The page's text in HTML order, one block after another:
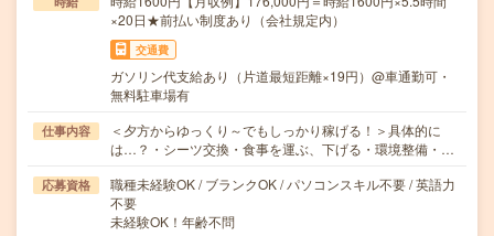
×20日★前払い制度あり（会社規定内）
交通費
ガソリン代支給あり（片道最短距離×19円）@車通勤可・
無料駐車場有
仕事内容
＜夕方からゆっくり～でもしっかり稼げる！＞具体的に
は…？・シーツ交換・食事を運ぶ、下げる・環境整備・…
応募資格
職種未経験OK / ブランクOK / パソコンスキル不要 / 英語力
不要
未経験OK！年齢不問